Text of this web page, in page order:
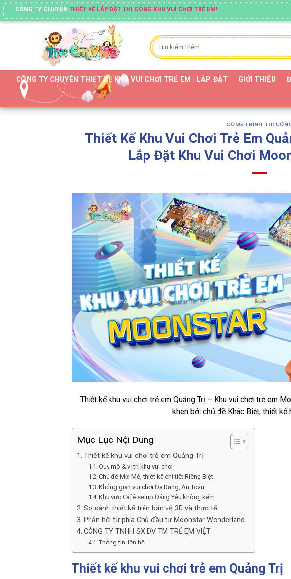
Skip
to
THIẾT KẾ LẮP ĐẶT THI CÔNG KHU VUI CHƠI TRẺ EM!!
Tìm
kiếm:
CÔNG TY CHUYÊN THIẾT KẾ KHU VUI CHƠI TRẺ EM | LẮP ĐẶT GIỚI THIỆU
CÔNG TRÌNH THI
Thiết Kế Khu Vui Chơi Trẻ Em
Lắp Đặt Khu Vui Chơi
Thiết kế khu vui chơi trẻ em Quảng Trị – Khu vui chơi trẻ em
khen bởi chủ đề Khác Biệt, thiết
Mục Lục Nội Dung
Thiết kế khu vui chơi trẻ em Quảng Trị
Quy mô & vị trí khu vui chơi
Chủ đề Mới Mẻ, thiết kế chi tiết Riêng Biệt
Không gian vui chơi Đa Dạng, An Toàn
Khu vực Café setup Đáng Yêu không kém
So sánh thiết kế trên bản vẽ 3D và thực tế
Phản hồi từ phía Chủ đầu tư Moonstar Wonderland
CÔNG TY TNHH SX DV TM TRẺ EM VIỆT
Thông tin liên hệ
Thiết kế khu vui chơi trẻ em Quảng Trị